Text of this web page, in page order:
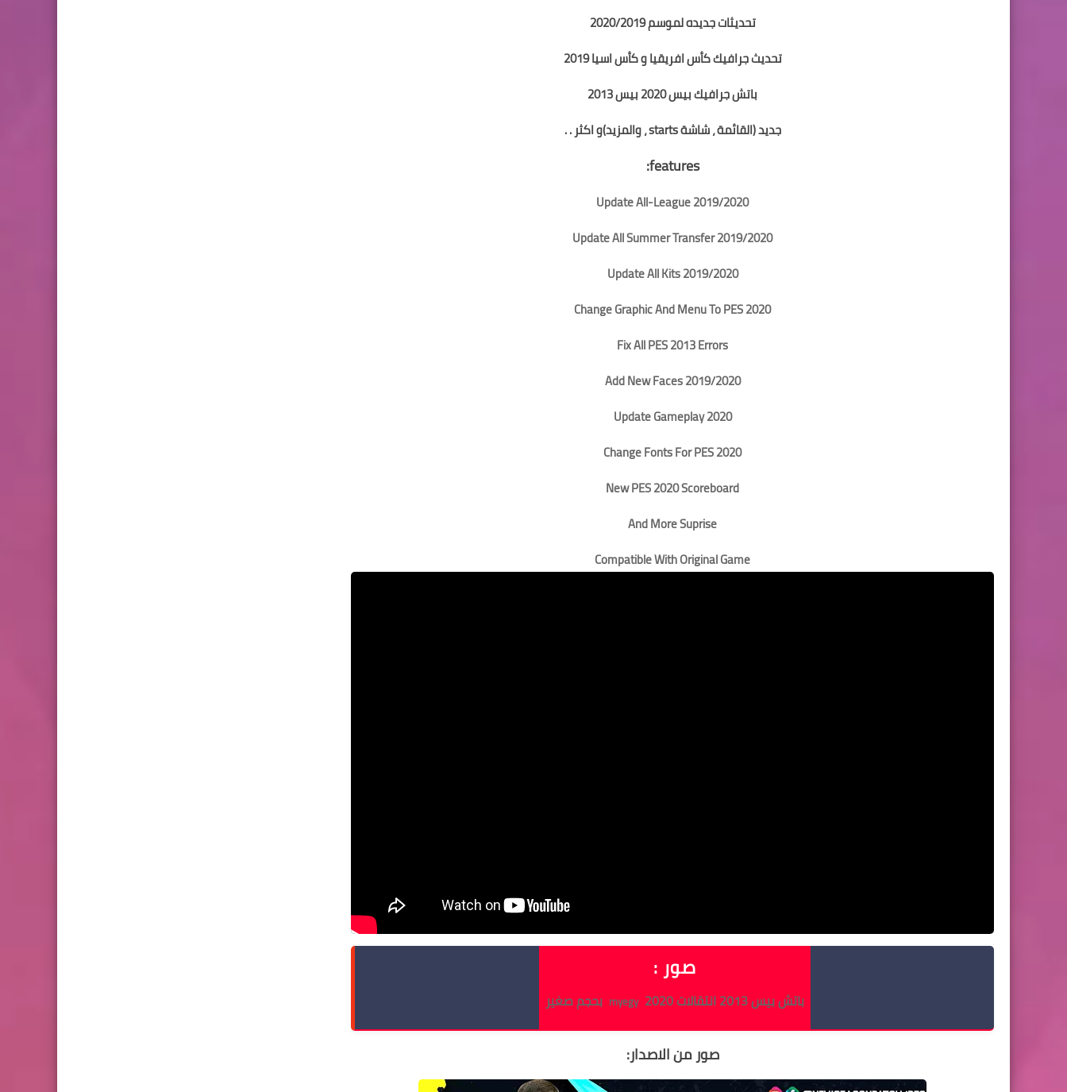
تحديثات جديده لموسم 2020/2019
تحديث جرافيك كأس افريقيا و كأس اسيا 2019
باتش جرافيك بيس 2020 بيس 2013
جديد (القائمة ، شاشة starts ، والمزيد)
و اكثر . .
features:
Update All-League 2019/2020
Update All Summer Transfer 2019/2020
Update All Kits 2019/2020
Change Graphic And Menu To PES 2020
Fix All PES 2013 Errors
Add New Faces 2019/2020
Update Gameplay 2020
Change Fonts For PES 2020
New PES 2020 Scoreboard
And More Suprise
Compatible With Original Game
صور :
باتش بيس 2013 انتقالات 2020 myegy بحجم صغير
صور من الاصدار: